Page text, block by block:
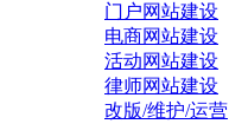
门户网站建设
电商网站建设
活动网站建设
律师网站建设
改版/维护/运营